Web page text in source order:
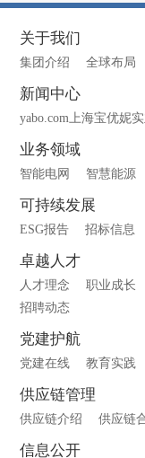
关于我们
集团介绍 全球布局
新闻中心
yabo.com上海宝优妮
业务领域
智能电网 智慧能源
可持续发展
ESG报告 招标信息
卓越人才
人才理念 职业成长
招聘动态
党建护航
党建在线 教育实践
供应链管理
供应链介绍 供应链
信息公开